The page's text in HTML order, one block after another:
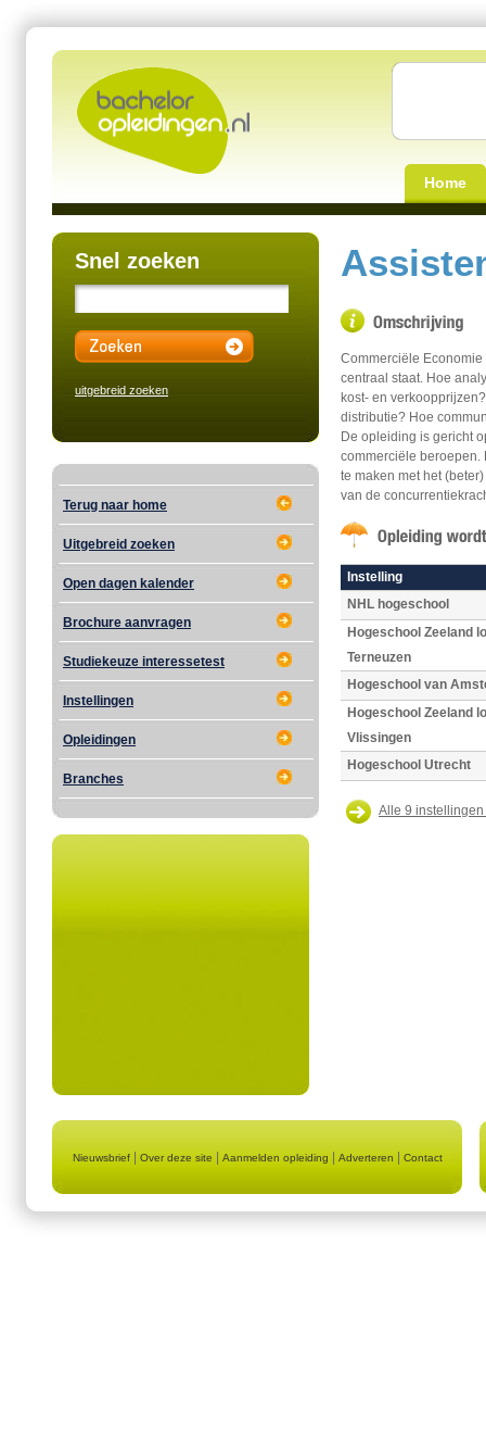
Home
Snel zoeken
uitgebreid zoeken
Terug naar home
Uitgebreid zoeken
Open dagen kalender
Brochure aanvragen
Studiekeuze interessetest
Instellingen
Opleidingen
Branches
Commerciële
centraal staat. Hoe
kost- en
distributie? Hoe
De opleiding is gericht
commerciële beroepen.
te maken met het
van de
Instelling
NHL hogeschool
Hogeschool Zeeland
Terneuzen
Hogeschool van
Hogeschool Zeeland
Vlissingen
Hogeschool Utrecht
Alle 9
Nieuwsbrief| Over deze site Aanmelden opleiding Adverteren Contact